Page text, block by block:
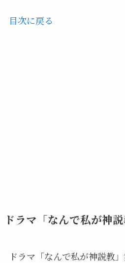
目次に戻る
ドラマ「なんで私が神
ドラマ「なんで私が神説教